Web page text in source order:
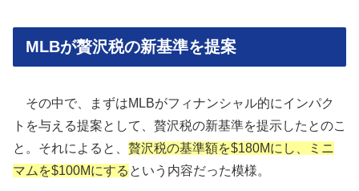
MLBが贅沢税の新基準を提案
その中で、まずはMLBがフィナンシャル的にインパク
トを与える提案として、贅沢税の新基準を提示したとのこ
と。それによると、 贅沢税の基準額を$180Mにし、ミニ
マムを$100Mにする という内容だった模様。